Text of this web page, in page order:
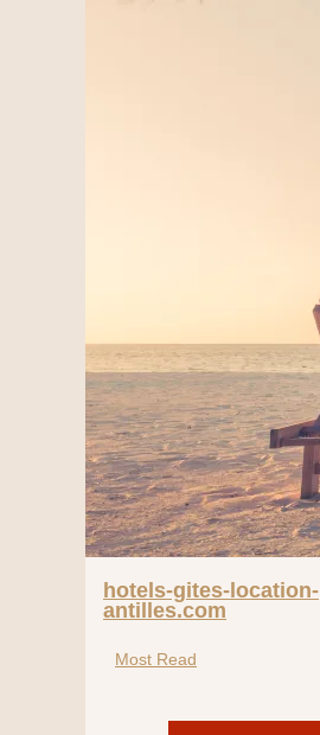
hotels-gites-location-
antilles.com
Most Read